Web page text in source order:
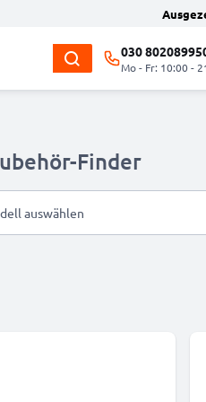
030
Mo - Fr: 10:00 -
Finder
auswählen